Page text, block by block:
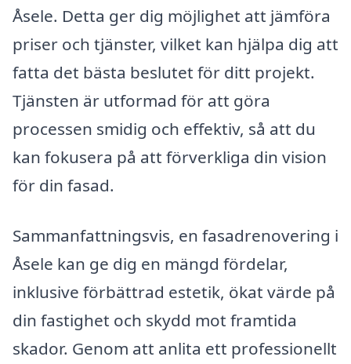
Åsele. Detta ger dig möjlighet att jämföra
priser och tjänster, vilket kan hjälpa dig att
fatta det bästa beslutet för ditt projekt.
Tjänsten är utformad för att göra
processen smidig och effektiv, så att du
kan fokusera på att förverkliga din vision
för din fasad.
Sammanfattningsvis, en fasadrenovering i
Åsele kan ge dig en mängd fördelar,
inklusive förbättrad estetik, ökat värde på
din fastighet och skydd mot framtida
skador. Genom att anlita ett professionellt